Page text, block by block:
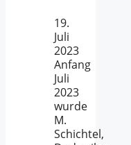
19.
Juli
2023
Anfang
Juli
2023
wurde
M.
Schichtel,